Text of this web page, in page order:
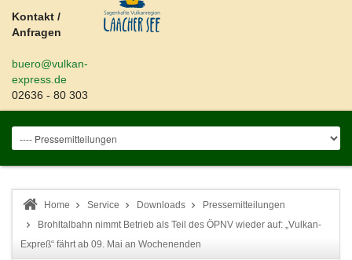
Kontakt /
Anfragen
buero@vulkan-
express.de
02636 - 80 303
Home Service Downloads
Pressemitteilungen
Brohltalbahn nimmt Betrieb als Teil des ÖPNV wieder auf: „Vulkan-
Expreß“ fährt ab 09. Mai an Wochenenden